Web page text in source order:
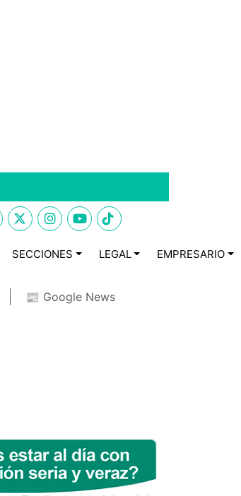
SECCIONES LEGAL EMPRESARIO
📰 Google News